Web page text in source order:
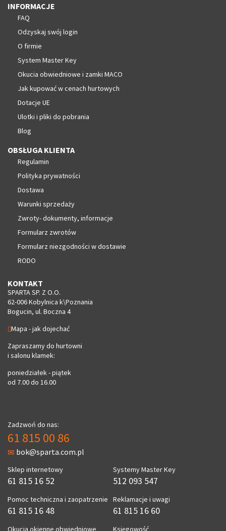
INFORMACJE
FAQ
Odzyskaj swój login
O firmie
System Master Key
Okucia obwiedniowe i zamki MACO
Jak kupować w cenach hurtowych
Dotacje UE
Ulotki i pliki do pobrania
Blog
OBSŁUGA KLIENTA
Regulamin
Polityka prywatności
Dostawa
Warunki sprzedaży
Zwroty- dokumenty, informacje
Formularz zwrotów
Formularz niezgodności w dostawie
RODO
KONTAKT
SPARTA SP. Z O.O.
62-006 Kobylnica k\Poznania
Bogucin, ul. Boczna 4
Mapa - jak dojechać
Zapraszamy do hurtowni
i salonu klamek:
poniedziałek - piątek
od 7.00 do 16.00
Zadzwoń do nas:
61 815 00 86
bok@sparta.com.pl
Sklep internetowy
61 815 16 52
Pomoc techniczna i zaopatrzenie
61 815 16 48
Okucia okienne obwiedniowe
Systemy Master Key
512 093 547
Reklamacje i uwagi
61 815 16 60
Księgowość